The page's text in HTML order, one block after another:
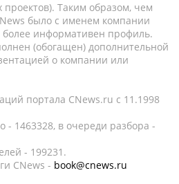
Таким образом, чем
было с именем компании
более информативен профиль.
(обогащен) дополнительной
о компании или
портала CNews.ru c 11.1998
1463328, в очереди разбора -
- 199231.
CNews - book@cnews.ru